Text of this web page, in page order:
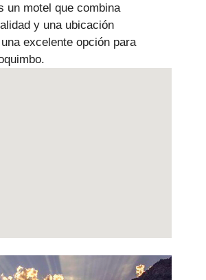
un motel que combina
y una ubicación
excelente opción para